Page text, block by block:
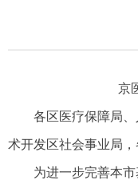
京
各区医疗保障局
术开发区社会事业局，
为进一步完善本